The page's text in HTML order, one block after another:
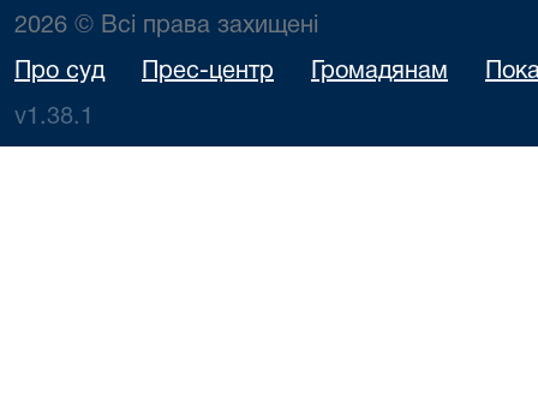
2026 © Всі права захищені
Про суд Прес-центр Громадянам
v1.38.1